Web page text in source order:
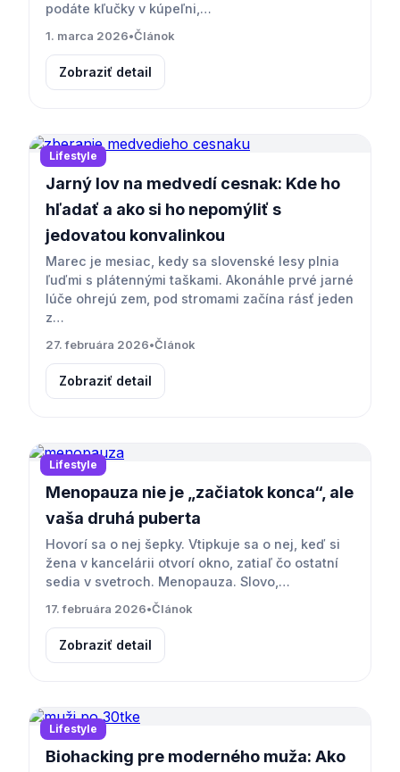
podáte kľučky v kúpeľni,…
1. marca 2026•Článok
Zobraziť detail
Lifestyle
Jarný lov na medvedí cesnak: Kde ho
hľadať a ako si ho nepomýliť s
jedovatou konvalinkou
Marec je mesiac, kedy sa slovenské lesy plnia
ľuďmi s plátennými taškami. Akonáhle prvé jarné
lúče ohrejú zem, pod stromami začína rásť jeden
z…
27. februára 2026•Článok
Zobraziť detail
Lifestyle
Menopauza nie je „začiatok konca“, ale
vaša druhá puberta
Hovorí sa o nej šepky. Vtipkuje sa o nej, keď si
žena v kancelárii otvorí okno, zatiaľ čo ostatní
sedia v svetroch. Menopauza. Slovo,…
17. februára 2026•Článok
Zobraziť detail
Lifestyle
Biohacking pre moderného muža: Ako